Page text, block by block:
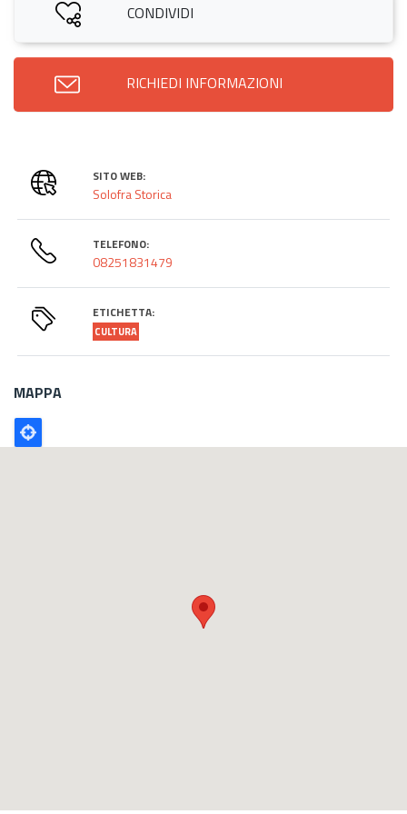
CONDIVIDI
RICHIEDI INFORMAZIONI
SITO WEB:
Solofra Storica
TELEFONO:
08251831479
ETICHETTA:
CULTURA
MAPPA
Poligono
GEO